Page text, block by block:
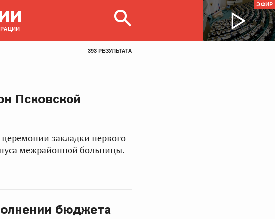
ЭФИР
393 РЕЗУЛЬТАТА
Псковской
закладки первого
межрайонной больницы.
бюджета